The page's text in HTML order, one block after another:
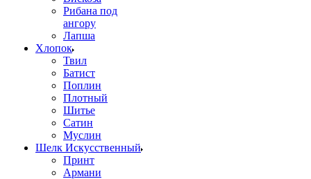
Рибана под
ангору
Лапша
Хлопок
Твил
Батист
Поплин
Плотный
Шитье
Сатин
Муслин
Шелк Искусственный
Принт
Армани